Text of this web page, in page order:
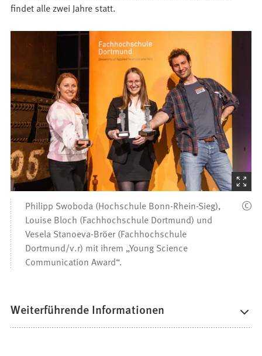
findet alle zwei Jahre statt.
(Startet
den
Philipp Swoboda (Hochschule Bonn-Rhein-Sieg),
Louise Bloch (Fachhochschule Dortmund) und
Vesela Stanoeva-Bröer (Fachhochschule
Dortmund/v.r) mit ihrem „Young Science
Communication Award“.
Weiterführende Informationen